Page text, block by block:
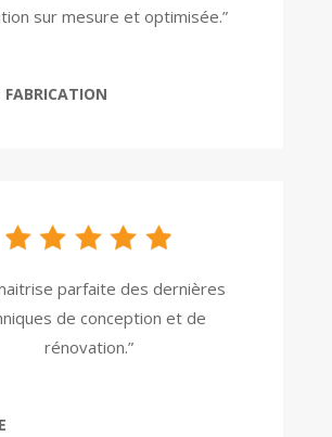
sur mesure et optimisée.”
FABRICATION
parfaite des dernières
de conception et de
rénovation.”